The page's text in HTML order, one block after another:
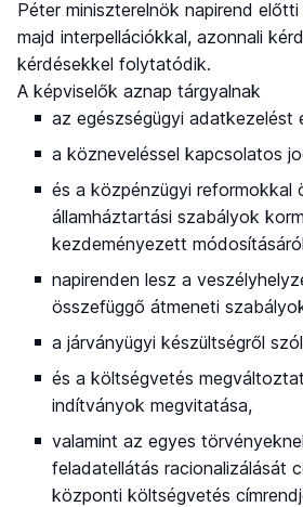
Péter miniszterelnök napirend
majd interpellációkkal, azonnali
kérdésekkel folytatódik.
A képviselők aznap tárgyalnak
az egészségügyi adatkezelést
a közneveléssel kapcsolatos
és a közpénzügyi reformokkal
államháztartási szabályok
kezdeményezett
napirenden lesz a
összefüggő átmeneti
a járványügyi készültségről
és a költségvetés
indítványok megvitatása,
valamint az egyes
feladatellátás racionalizálását
központi költségvetés